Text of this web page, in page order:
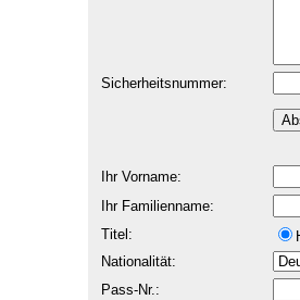
Sicherheitsnummer:
Ihr Vorname:
Ihr Familienname:
Titel:
Nationalität:
Pass-Nr.: